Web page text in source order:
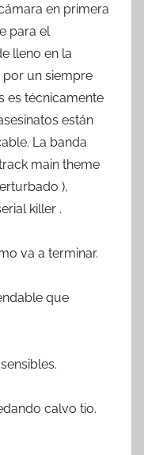
en primera
para el
lleno en la
por un siempre
es técnicamente
están
La banda
main theme
),
killer .
va a terminar.
que
calvo tio.